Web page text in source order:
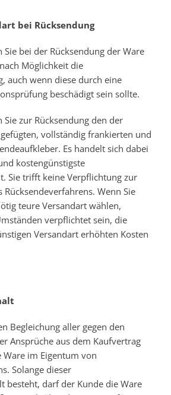
bei Rücksendung
bei der Rücksendung der Ware
Möglichkeit die
auch wenn diese durch eine
beschädigt sein sollte.
zur Rücksendung den der
vollständig frankierten und
Es handelt sich dabei
kostengünstigste
Sie trifft keine Verpflichtung zur
Rücksendeverfahrens. Wenn Sie
teure Versandart wählen,
verpflichtet sein, die
Versandart erhöhten Kosten
Begleichung aller gegen den
Ansprüche aus dem Kaufvertrag
im Eigentum von
Solange dieser
besteht, darf der Kunde die Ware